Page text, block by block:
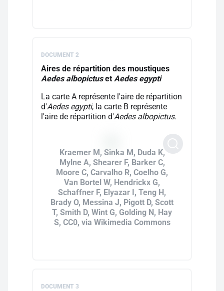
DOCUMENT 2
Aires de répartition des moustiques
Aedes albopictuset Aedes egypti
La carte A représente l'aire de répartition
d'Aedes egypti, la carte B représente
l'aire de répartition d'Aedes albopictus.
Kraemer M, Sinka M, Duda K,
Mylne A, Shearer F, Barker C,
Moore C, Carvalho R, Coelho G,
Van Bortel W, Hendrickx G,
Schaffner F, Elyazar I, Teng H,
Brady O, Messina J, Pigott D, Scott
T, Smith D, Wint G, Golding N, Hay
S, CC0, via Wikimedia Commons
DOCUMENT 3